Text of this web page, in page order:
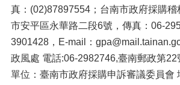
真：(02)87897554；台南市政府採購
市安平區永華路二段6號，傳真：06-
3901428，E-mail：
政風處 電話:06-2982746,臺南郵政第
單位：臺南市政府採購申訴審議委員會